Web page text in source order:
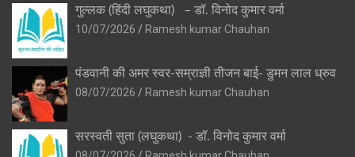
गुल्लक (हिंदी लघुकथा) – डॉ. विनोद कुमार वर्मा
10/07/2026
Ramesh kumar Chauhan
पंडवानी की अमर स्वर-सम्राज्ञी तीजन बाई- डुमन लाल ध्रुव
08/07/2026
Ramesh kumar Chauhan
सरस्वती सुता (लघुकथा) ​- डॉ. विनोद कुमार वर्मा